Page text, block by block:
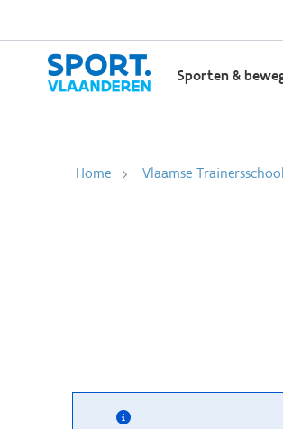
Sporten &
Home Vlaamse Trainersschool